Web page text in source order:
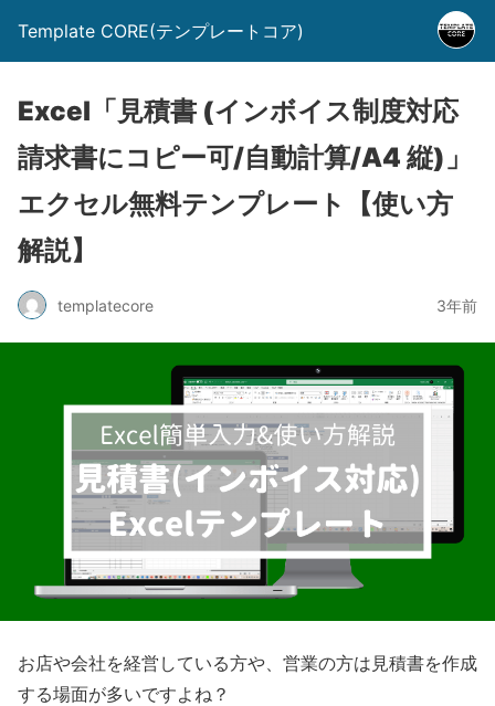
Template CORE(テンプレートコア)
Excel「見積書 (インボイス制度対応
請求書にコピー可/自動計算/A4 縦)」
エクセル無料テンプレート【使い方
解説】
templatecore 3年前
お店や会社を経営している方や、営業の方は見積書を作成
する場面が多いですよね？